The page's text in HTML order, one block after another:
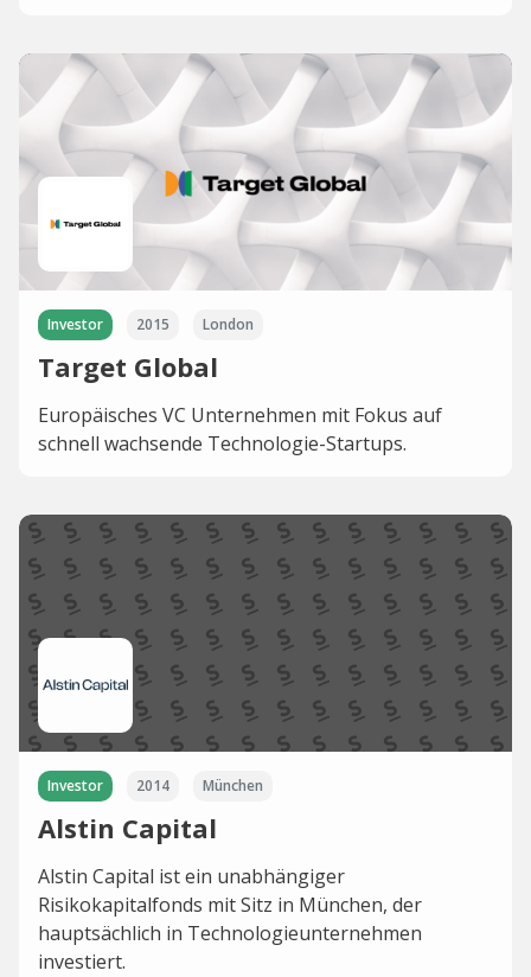
Investor 2015 London
Target Global
Europäisches VC Unternehmen mit Fokus auf
schnell wachsende Technologie-Startups.
Investor 2014 München
Alstin Capital
Alstin Capital ist ein unabhängiger
Risikokapitalfonds mit Sitz in München, der
hauptsächlich in Technologieunternehmen
investiert.